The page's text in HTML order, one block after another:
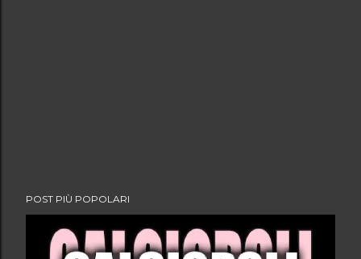
POST PIÙ POPOLARI